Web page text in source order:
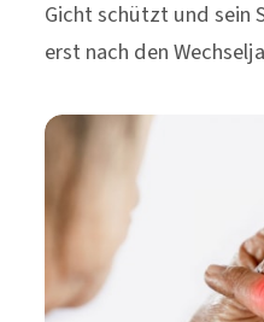
Gicht schützt und sein
erst nach den